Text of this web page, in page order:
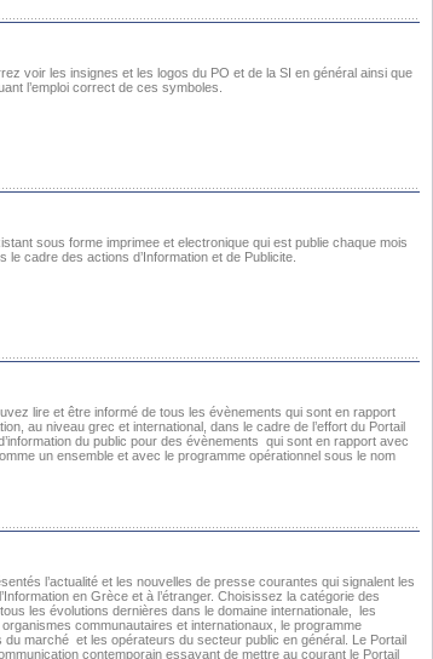
voir les insignes et les logos du PO et de la SI en général ainsi que
l’emploi correct de ces symboles.
sous forme imprimee et electronique qui est publie chaque mois
le cadre des actions d’Information et de Publicite.
lire et être informé de tous les évènements qui sont en rapport
au niveau grec et international, dans le cadre de l’effort du Portail
du public pour des évènements qui sont en rapport avec
un ensemble et avec le programme opérationnel sous le nom
l’actualité et les nouvelles de presse courantes qui signalent les
en Grèce et à l’étranger. Choisissez la catégorie des
les évolutions dernières dans le domaine internationale, les
communautaires et internationaux, le programme
du marché et les opérateurs du secteur public en général. Le Portail
contemporain essayant de mettre au courant le Portail